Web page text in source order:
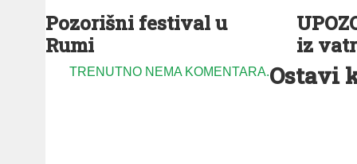
Pozorišni festival u
Rumi
iz
TRENUTNO NEMA KOMENTARA.Ostavi